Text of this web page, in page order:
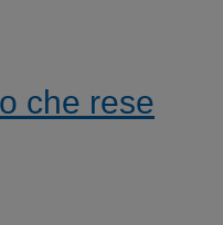
che rese